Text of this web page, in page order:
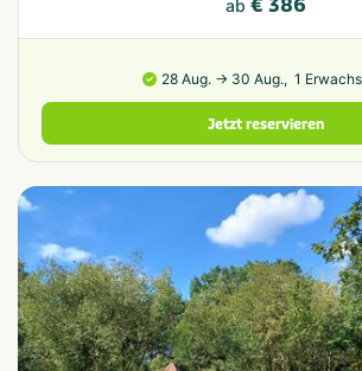
ab € 386
28 Aug. → 30 Aug., 1
Jetzt reservieren